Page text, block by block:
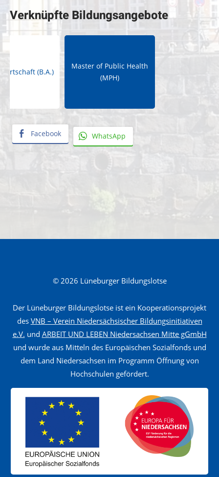
Verknüpfte Bildungsangebote
(B.A.)
Master of Public Health
(MPH)
Facebook WhatsApp
© 2026 Lüneburger Bildungslotse
Der Lüneburger Bildungslotse ist ein Kooperationsprojekt
des VNB – Verein Niedersächsischer Bildungsinitiativen
e.V. und ARBEIT UND LEBEN Niedersachsen Mitte gGmbH
und wurde aus Mitteln des Europäischen Sozialfonds und
dem Land Niedersachsen im Programm Öffnung von
Hochschulen gefördert.